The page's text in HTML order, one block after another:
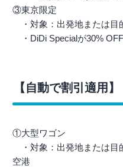
③東京限定
・対象：出発地または目
・DiDi Specialが30%
【自動で割引適用】
①大型ワゴン
・対象：出発地または目
空港